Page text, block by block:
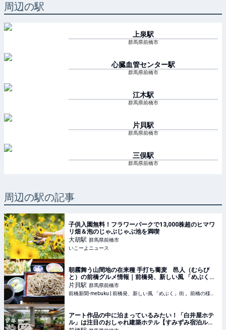
周辺の駅
上泉駅
群馬県前橋市
心臓血管センター駅
群馬県前橋市
江木駅
群馬県前橋市
片貝駅
群馬県前橋市
三俣駅
群馬県前橋市
周辺の駅の記事
子供入園無料！フラワーパークで13,000株超のヒマワ
リ畑＆泡のじゃぶじゃぶ池を満喫
大胡駅 群馬県前橋市
いこーよニュース
朝霧舞う山間地の在来種 手打ち蕎麦 邑人（むらび
と）の前橋グルメ情報｜前橋発、新しい風 「めぶく」
街 。前橋の様々な話題を取り扱う前橋新聞-mebukuで
す。
片貝駅 群馬県前橋市
アート作品の中に泊まっているみたい！「白井屋ホテ
ル」は注目のおしゃれ建築ホテル【すみずみ宿泊ル